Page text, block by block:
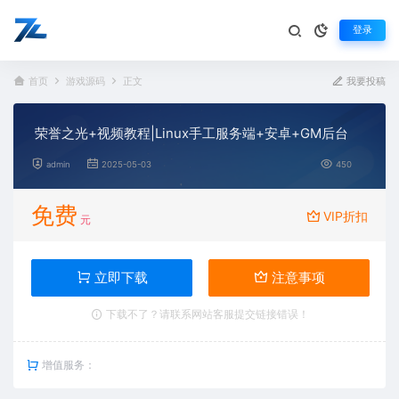
登录
首页 游戏源码 正文 我要投稿
荣誉之光+视频教程|Linux手工服务端+安卓+GM后台
admin 2025-05-03 450
免费 元 VIP折扣
立即下载 注意事项
下载不了？请联系网站客服提交链接错误！
增值服务：